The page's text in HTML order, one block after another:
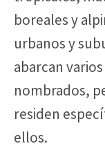
boreales y
urbanos y
abarcan
nombrados,
residen
ellos.